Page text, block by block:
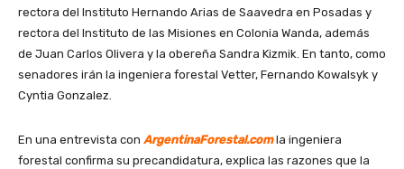
rectora del Instituto Hernando Arias de Saavedra en Posadas y
rectora del Instituto de las Misiones en Colonia Wanda, además
de Juan Carlos Olivera y la obereña Sandra Kizmik. En tanto, como
senadores irán la ingeniera forestal Vetter, Fernando Kowalsyk y
Cyntia Gonzalez.
En una entrevista con ArgentinaForestal.comla ingeniera
forestal confirma su precandidatura, explica las razones que la